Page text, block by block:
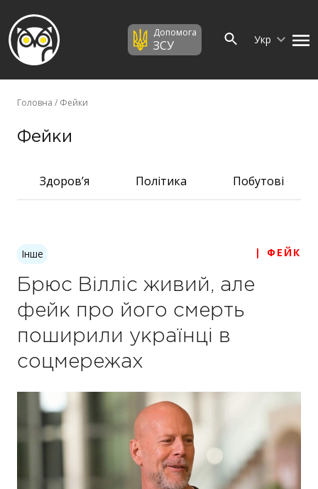
Допомога
ЗСУ Укр
Головна / Фейки
Фейки
Здоров’я Політика Побутові
Інше | ФЕЙК
Брюс Вілліс живий, але
фейк про його смерть
поширили українці в
соцмережах